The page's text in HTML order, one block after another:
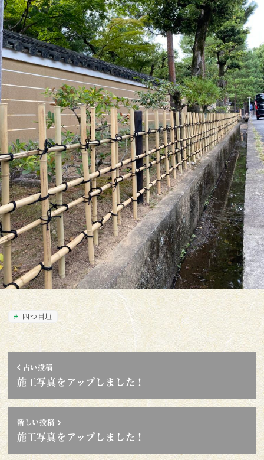
四つ目垣
古い投稿
施工写真をアップしました！
新しい投稿
施工写真をアップしました！